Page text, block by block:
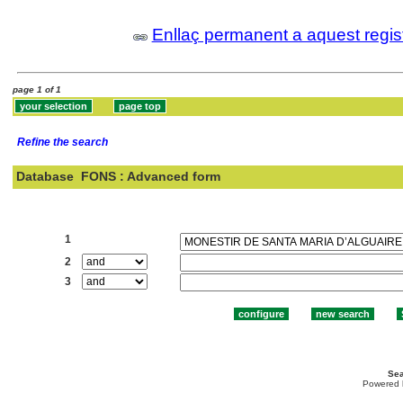
Enllaç permanent a aquest
page 1 of 1
Refine the search
Database FONS : Advanced form
1
2
3
Powered